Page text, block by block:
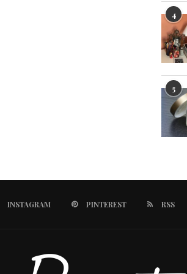
4
5
INSTAGRAM PINTEREST RSS